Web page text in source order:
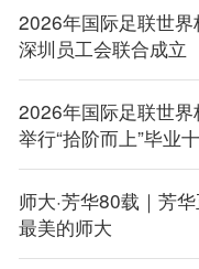
2026年国际足联世界
深圳员工会联合成立
2026年国际足联世
举行“拾阶而上”毕业
师大·芳华80载｜芳
最美的师大